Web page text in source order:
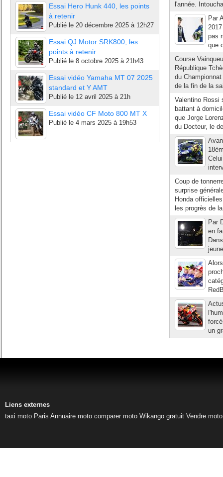
Essai Hero Hunk 440, les points
à retenir
Publié le 20 décembre 2025 à 12h27
Essai QJ Motor SRK800, les
points à retenir
Publié le 8 octobre 2025 à 21h43
Essai vidéo Yamaha MT 07 2025
standard et Y AMT
Publié le 12 avril 2025 à 21h
Essai vidéo CF Moto 800 MT X
Publié le 4 mars 2025 à 19h53
l'année.
Par
pas
que
Course
République
du
de la fin de la
Valentino Rossi
battant à
que Jorge
du Docteur, le
Coup de
surprise
Honda
les progrès de
Par
en
un
Liens externes
taxi moto Paris Annuaire moto comparer moto Wikango gratuit Vendre moto